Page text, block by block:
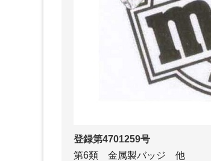
登録第4701259号
第6類 金属製バッジ 他